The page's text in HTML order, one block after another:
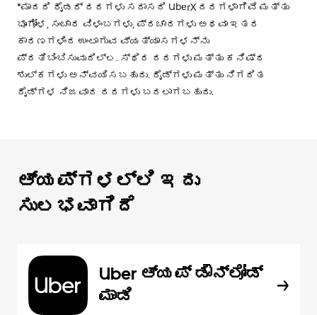
*ಮಾದರಿ ರೈಡರ್ ದರಗಳು ಸರಾಸರಿ UberX ದರಗಳಾಗಿವೆ ಮತ್ತು
ಭೂಗೋಳ, ಸಂಚಾರ ವಿಳಂಬಗಳು, ಪ್ರಚಾರಗಳು ಅಥವಾ ಇತರ
ಕಾರಣಗಳಿಂದ ಉಂಟಾಗುವ ವ್ಯತ್ಯಾಸಗಳನ್ನು
ಪ್ರತಿಬಿಂಬಿಸುವುದಿಲ್ಲ. ಸ್ಥಿರ ದರಗಳು ಮತ್ತು ಕನಿಷ್ಠ
ಶುಲ್ಕಗಳು ಅನ್ವಯಿಸಬಹುದು. ರೈಡ್‌ಗಳು ಮತ್ತು ನಿಗದಿತ
ರೈಡ್‌ಗಳ ನಿಜವಾದ ದರಗಳು ಬದಲಾಗಬಹುದು.
ಆ್ಯಪ್‌‌ಗಳಲ್ಲಿ ಇದು
ಸುಲಭವಾಗಿದೆ
Uber ಆ್ಯಪ್‍ ಡೌನ್‌ಲೋಡ್
ಮಾಡಿ